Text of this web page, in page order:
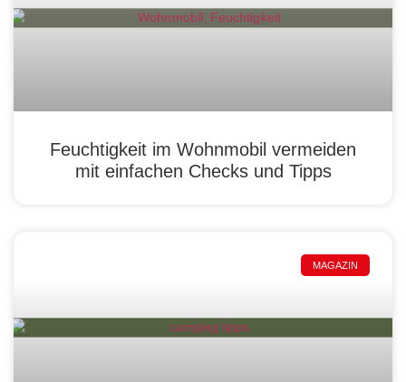
Feuchtigkeit im Wohnmobil vermeiden
mit einfachen Checks und Tipps
MAGAZIN